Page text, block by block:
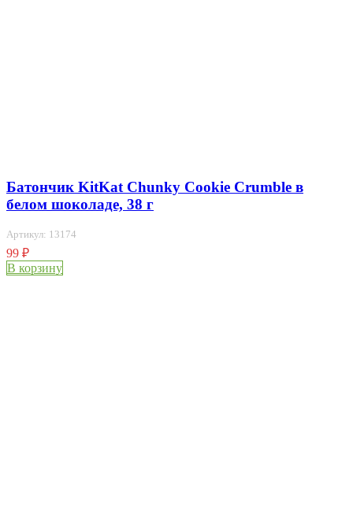
Батончик KitKat Chunky Cookie Crumble в
белом шоколаде, 38 г
Артикул: 13174
99 ₽
В корзину